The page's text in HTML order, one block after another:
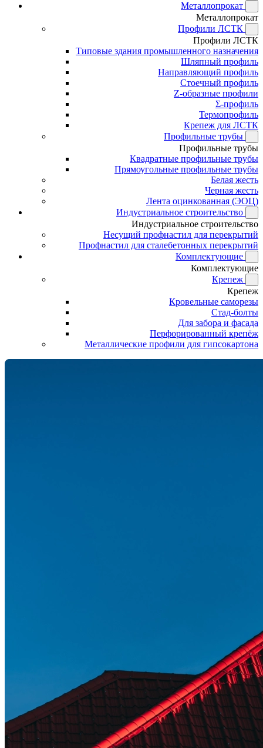
Металлопрокат
Металлопрокат
Профили ЛСТК
Профили ЛСТК
Типовые здания промышленного назначения
Шляпный профиль
Направляющий профиль
Стоечный профиль
Z-образные профили
Σ-профиль
Термопрофиль
Крепеж для ЛСТК
Профильные трубы
Профильные трубы
Квадратные профильные трубы
Прямоугольные профильные трубы
Белая жесть
Черная жесть
Лента оцинкованная (ЭОЦ)
Индустриальное строительство
Индустриальное строительство
Несущий профнастил для перекрытий
Профнастил для сталебетонных перекрытий
Комплектующие
Комплектующие
Крепеж
Крепеж
Кровельные саморезы
Стад-болты
Для забора и фасада
Перфорированный крепёж
Металлические профили для гипсокартона